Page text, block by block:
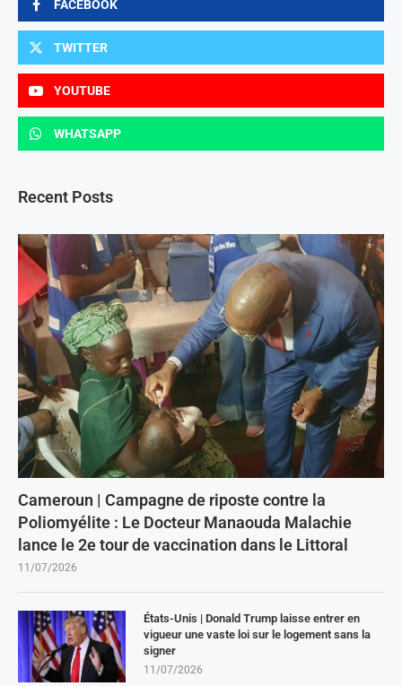
FACEBOOK
TWITTER
YOUTUBE
WHATSAPP
Recent Posts
Cameroun | Campagne de riposte contre la
Poliomyélite : Le Docteur Manaouda Malachie
lance le 2e tour de vaccination dans le Littoral
11/07/2026
États-Unis | Donald Trump laisse entrer en
vigueur une vaste loi sur le logement sans la
signer
11/07/2026